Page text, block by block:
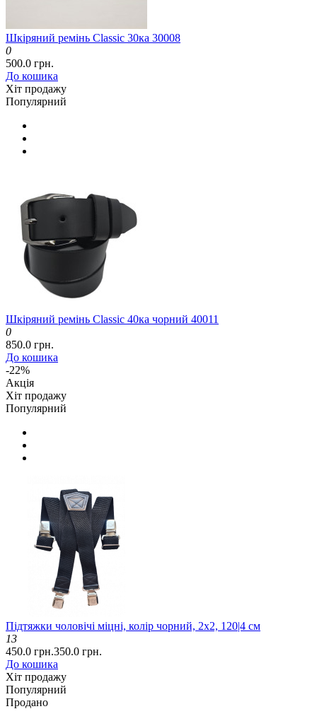
Шкіряний ремінь Classic 30ка 30008
0
500.0 грн.
До кошика
Хіт продажу
Популярний
Шкіряний ремінь Classic 40ка чорний 40011
0
850.0 грн.
До кошика
-22%
Акція
Хіт продажу
Популярний
Підтяжки чоловічі міцні, колір чорний, 2x2, 120|4 см
13
450.0 грн.350.0 грн.
До кошика
Хіт продажу
Популярний
Продано